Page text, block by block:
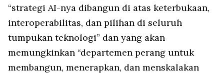
“strategi AI-nya dibangun di atas keterbukaan,
interoperabilitas, dan pilihan di seluruh
tumpukan teknologi” dan yang akan
memungkinkan “departemen perang untuk
membangun, menerapkan, dan menskalakan